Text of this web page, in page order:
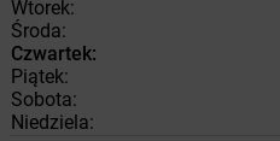
Wtorek:
Środa:
Czwartek:
Piątek:
Sobota:
Niedziela: